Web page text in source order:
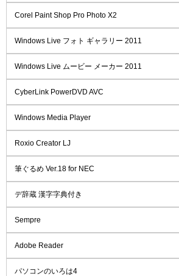
Corel Paint Shop Pro Photo X2
Windows Live フォト ギャラリー 2011
Windows Live ムービー メーカー 2011
CyberLink PowerDVD AVC
Windows Media Player
Roxio Creator LJ
筆ぐるめ Ver.18 for NEC
デ辞蔵 漢字字典付き
Sempre
Adobe Reader
パソコンのいろは4